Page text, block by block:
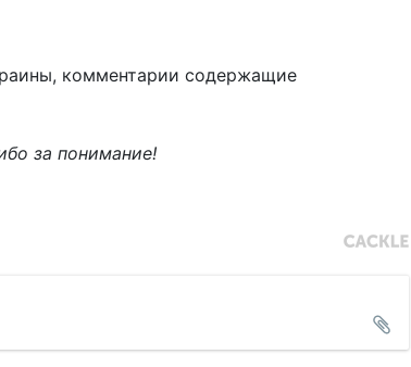
комментарии содержащие
за понимание!